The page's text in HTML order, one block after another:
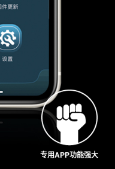
专用APP功能强大